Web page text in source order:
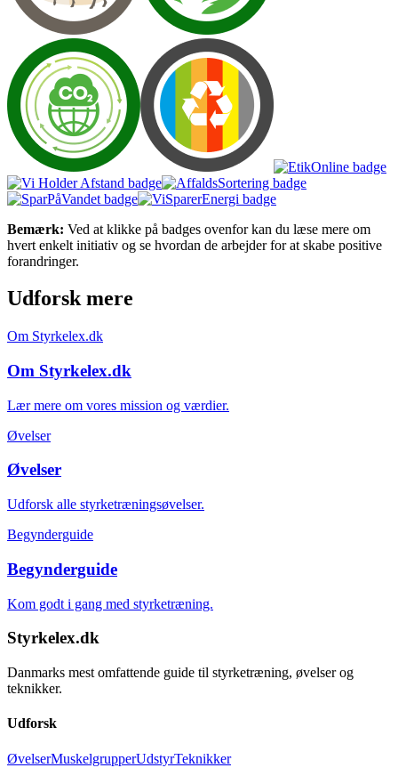
Bemærk: Ved at klikke på badges ovenfor kan du læse mere om
hvert enkelt initiativ og se hvordan de arbejder for at skabe positive
forandringer.
Udforsk mere
Om Styrkelex.dk
Om Styrkelex.dk
Lær mere om vores mission og værdier.
Øvelser
Øvelser
Udforsk alle styrketræningsøvelser.
Begynderguide
Begynderguide
Kom godt i gang med styrketræning.
Styrkelex.dk
Danmarks mest omfattende guide til styrketræning, øvelser og
teknikker.
Udforsk
ØvelserMuskelgrupperUdstyrTeknikker